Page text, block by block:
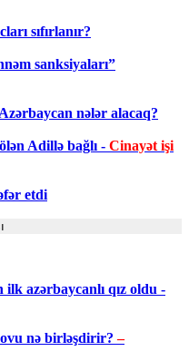
sıfırlanır?
sanksiyaları”
nələr alacaq?
Adillə bağlı - Cinayət işi
etdi
ilk azərbaycanlı qız oldu -
nə birləşdirir?–